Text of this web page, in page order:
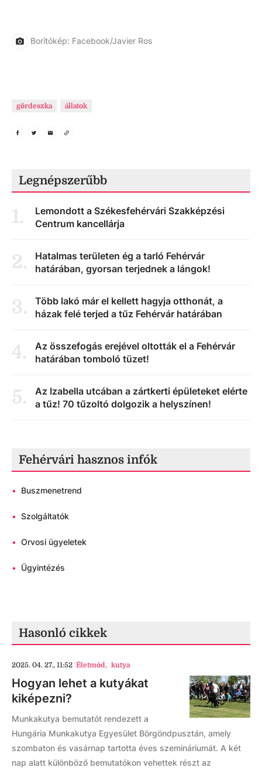
Borítókép: Facebook/Javier Ros
gördeszka állatok
Legnépszerűbb
1.
Lemondott a Székesfehérvári Szakképzési
Centrum kancellárja
2.
Hatalmas területen ég a tarló Fehérvár
határában, gyorsan terjednek a lángok!
3.
Több lakó már el kellett hagyja otthonát, a
házak felé terjed a tűz Fehérvár határában
4.
Az összefogás erejével oltották el a Fehérvár
határában tomboló tüzet!
5.
Az Izabella utcában a zártkerti épületeket elérte
a tűz! 70 tűzoltó dolgozik a helyszínen!
Fehérvári hasznos infók
• Buszmenetrend
• Szolgáltatók
• Orvosi ügyeletek
• Ügyintézés
Hasonló cikkek
2025. 04. 27., 11:52 Életmód, kutya
Hogyan lehet a kutyákat
kiképezni?
Munkakutya bemutatót rendezett a
Hungária Munkakutya Egyesület Börgöndpusztán, amely
szombaton és vasárnap tartotta éves szemináriumát. A két
nap alatt különböző bemutatókon vehettek részt az